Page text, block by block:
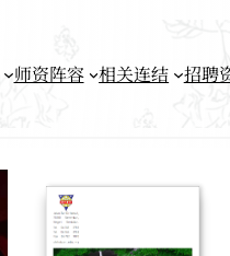
师资阵容 相关连结 招聘